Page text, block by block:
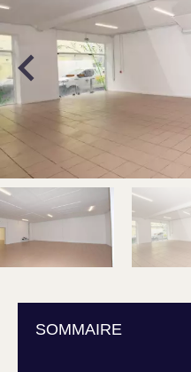
SOMMAIRE